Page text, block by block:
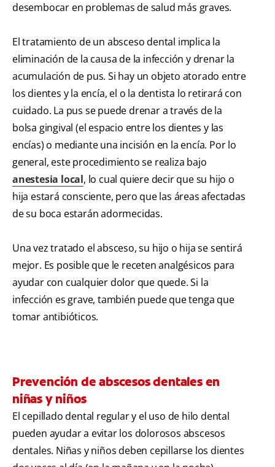
desembocar en problemas de salud más graves.
El tratamiento de un absceso dental implica la
eliminación de la causa de la infección y drenar la
acumulación de pus. Si hay un objeto atorado entre
los dientes y la encía, el o la dentista lo retirará con
cuidado. La pus se puede drenar a través de la
bolsa gingival (el espacio entre los dientes y las
encías) o mediante una incisión en la encía. Por lo
general, este procedimiento se realiza bajo
anestesia local, lo cual quiere decir que su hijo o
hija estará consciente, pero que las áreas afectadas
de su boca estarán adormecidas.
Una vez tratado el absceso, su hijo o hija se sentirá
mejor. Es posible que le receten analgésicos para
ayudar con cualquier dolor que quede. Si la
infección es grave, también puede que tenga que
tomar antibióticos.
Prevención de abscesos dentales en
niñas y niños
El cepillado dental regular y el uso de hilo dental
pueden ayudar a evitar los dolorosos abscesos
dentales. Niñas y niños deben cepillarse los dientes